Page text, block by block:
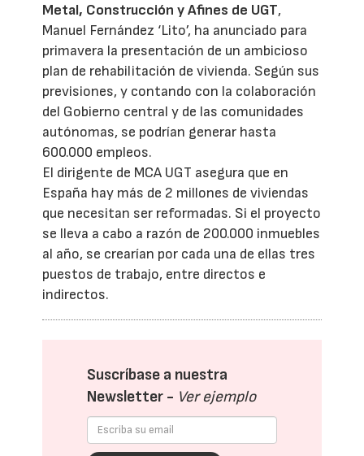
Metal, Construcción y Afines de UGT,
Manuel Fernández ‘Lito’, ha anunciado para
primavera la presentación de un ambicioso
plan de rehabilitación de vivienda. Según sus
previsiones, y contando con la colaboración
del Gobierno central y de las comunidades
autónomas, se podrían generar hasta
600.000 empleos.
El dirigente de MCA UGT asegura que en
España hay más de 2 millones de viviendas
que necesitan ser reformadas. Si el proyecto
se lleva a cabo a razón de 200.000 inmuebles
al año, se crearían por cada una de ellas tres
puestos de trabajo, entre directos e
indirectos.
Suscríbase a nuestra
Newsletter - Ver ejemplo